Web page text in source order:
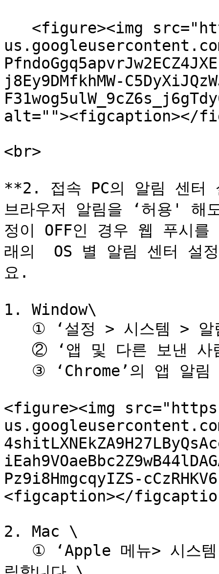
j8Ey9DMfkhMW-
alt=""><figcaption></
<br>
**2. 접속 PC의 알림 센터
브라우저 알림을 ‘허용' 해
정이 OFF인 경우 웹 푸시
래의  OS 별 알림 센터 설
요.
1. Window\
<figure><img
Pz9i8HmgcqyIZS-
<figcaption></
2. Mac \